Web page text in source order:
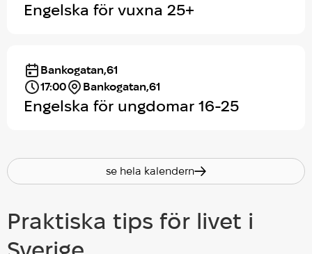
Engelska för vuxna 25+
Bankogatan,61
17:00
Bankogatan,61
Engelska för ungdomar 16-25
se hela kalendern
Praktiska tips för livet i